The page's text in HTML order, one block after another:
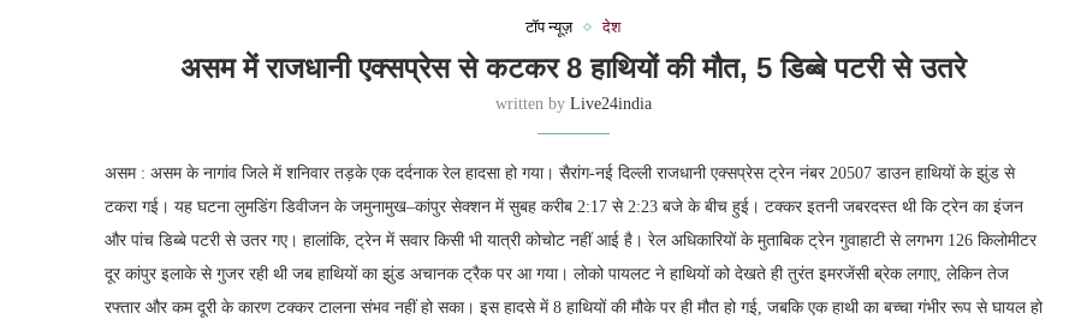
टॉप न्यूज़ देश
असम में राजधानी एक्सप्रेस से कटकर 8 हाथियों की मौत, 5 डिब्बे पटरी से उतरे
written by Live24india
असम : असम के नागांव जिले में शनिवार तड़के एक दर्दनाक रेल हादसा हो गया। सैरांग-नई दिल्ली राजधानी एक्सप्रेस ट्रेन नंबर 20507 डाउन हाथियों के झुंड से
टकरा गई। यह घटना लुमडिंग डिवीजन के जमुनामुख–कांपुर सेक्शन में सुबह करीब 2:17 से 2:23 बजे के बीच हुई। टक्‍कर इतनी जबरदस्‍त थी कि ट्रेन का इंजन
और पांच डिब्बे पटरी से उतर गए। हालांकि, ट्रेन में सवार किसी भी यात्री कोचोट नहीं आई है। रेल अधिकारियों के मुताबिक ट्रेन गुवाहाटी से लगभग 126 किलोमीटर
दूर कांपुर इलाके से गुजर रही थी जब हाथियों का झुंड अचानक ट्रैक पर आ गया। लोको पायलट ने हाथियों को देखते ही तुरंत इमरजेंसी ब्रेक लगाए, लेकिन तेज
रफ्तार और कम दूरी के कारण टक्कर टालना संभव नहीं हो सका। इस हादसे में 8 हाथियों की मौके पर ही मौत हो गई, जबकि एक हाथी का बच्चा गंभीर रूप से घायल हो